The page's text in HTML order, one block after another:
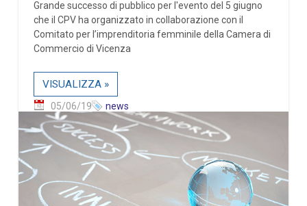
Grande successo di pubblico per l'evento del 5 giugno
che il CPV ha organizzato in collaborazione con il
Comitato per l’imprenditoria femminile della Camera di
Commercio di Vicenza
VISUALIZZA »
05/06/19 news